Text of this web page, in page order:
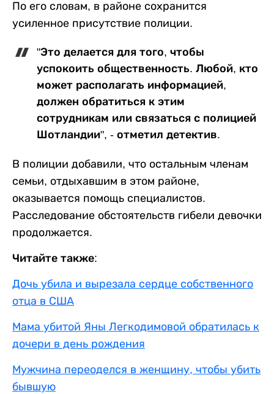
По его словам, в районе сохранится
усиленное присутствие полиции.
"Это делается для того, чтобы
успокоить общественность. Любой, кто
может располагать информацией,
должен обратиться к этим
сотрудникам или связаться с полицией
Шотландии", - отметил детектив.
В полиции добавили, что остальным членам
семьи, отдыхавшим в этом районе,
оказывается помощь специалистов.
Расследование обстоятельств гибели девочки
продолжается.
Читайте также:
Дочь убила и вырезала сердце собственного
отца в США
Мама убитой Яны Легкодимовой обратилась к
дочери в день рождения
Мужчина переоделся в женщину, чтобы убить
бывшую